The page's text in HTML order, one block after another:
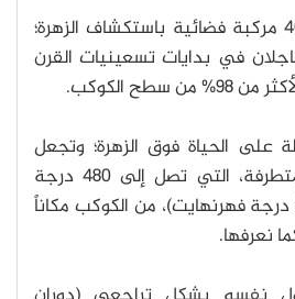
قامت أكثر من 40 مركبة فضائية باستكشاف الزهرة؛
في بدايات تسعينيات القرن
سطح الكوكب.
على الحياة فوق الزهرة؛ وتجعل
درجة الحرارة المتطرفة، التي تصل إلى 480 درجة
سيلسيوس (900 درجة فهرنهايت)، من الكوكب مكاناً
نعرفها.